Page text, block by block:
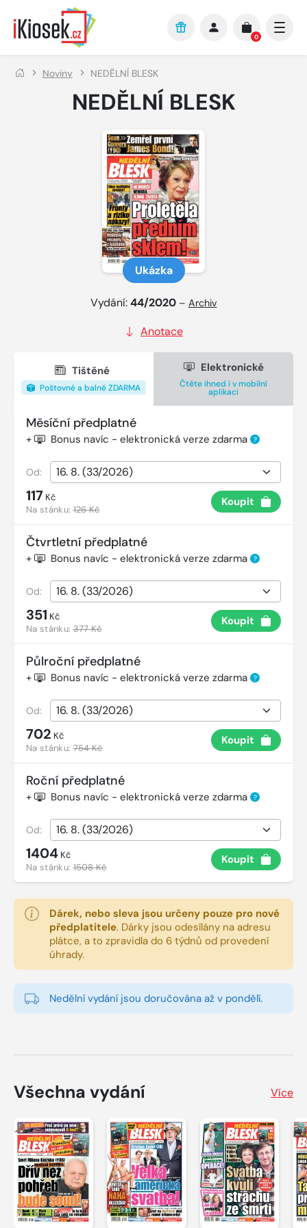
Přejít na hlavní obsah
0
Noviny NEDĚLNÍ BLESK
NEDĚLNÍ BLESK
Ukázka
Vydání:44/2020 – Archiv
Anotace
Tištěné
Poštovné a balné ZDARMA
Elektronické
Čtěte ihned i v mobilní
aplikaci
Měsíční předplatné
+ Bonus navíc - elektronická verze zdarma ?
Od:
117 Kč
Na stánku:126 Kč
Koupit
Čtvrtletní předplatné
+ Bonus navíc - elektronická verze zdarma ?
Od:
351 Kč
Na stánku:377 Kč
Koupit
Půlroční předplatné
+ Bonus navíc - elektronická verze zdarma ?
Od:
702 Kč
Na stánku:754 Kč
Koupit
Roční předplatné
+ Bonus navíc - elektronická verze zdarma ?
Od:
1404 Kč
Na stánku:1508 Kč
Koupit
Dárek, nebo sleva jsou určeny pouze pro nové
předplatitele. Dárky jsou odesílány na adresu
plátce, a to zpravidla do 6 týdnů od provedení
úhrady.
Nedělní vydání jsou doručována až v pondělí.
Všechna vydání Více